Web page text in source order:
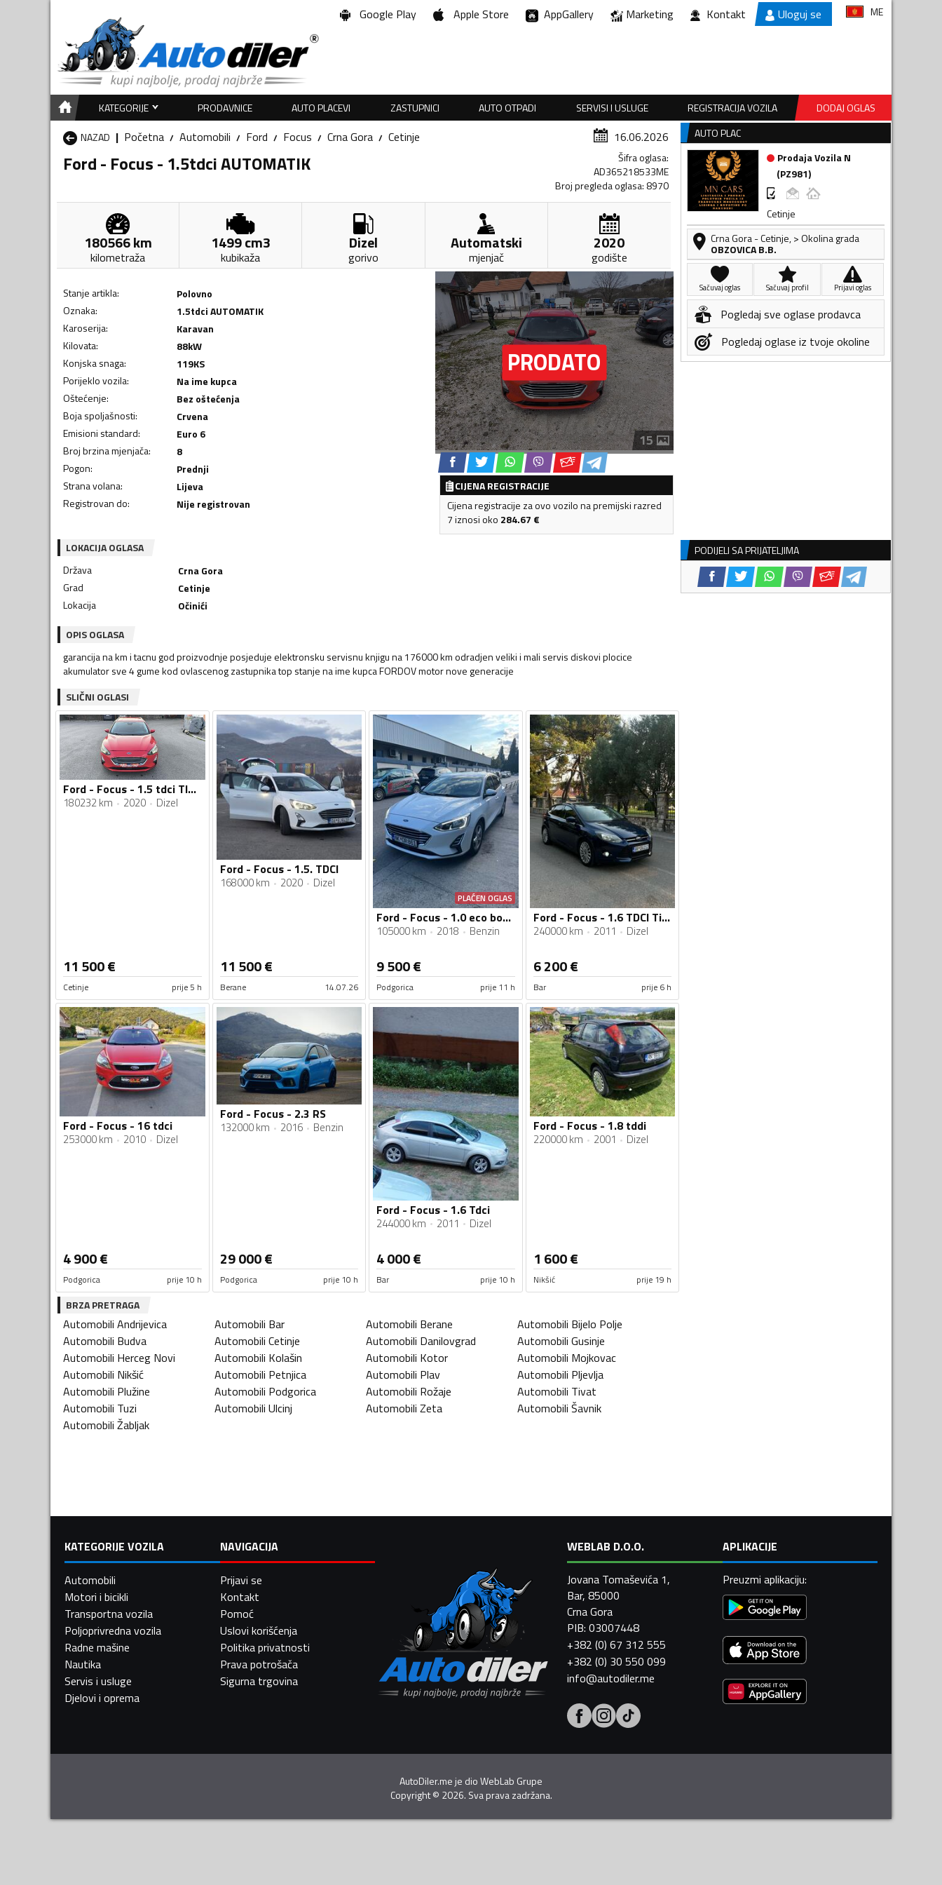
Google Play Apple Store AppGallery Marketing Kontakt Uloguj se ME
KATEGORIJE PRODAVNICE AUTO PLACEVI ZASTUPNICI AUTO OTPADI SERVISI I USLUGE REGISTRACIJA VOZILA
DODAJ OGLAS
NAZAD
Početna Automobili Ford Focus Crna Gora Cetinje 16.06.2026
Ford - Focus - 1.5tdci AUTOMATIK Šifra oglasa:
AD365218533ME
Broj pregleda oglasa: 8970
180566km
kilometraža
1499cm3
kubikaža
Dizel
gorivo
Automatski
mjenjač
2020
godište
Stanje artikla:
Polovno
Oznaka:
1.5tdci AUTOMATIK
Karoserija:
Karavan
Kilovata: 88kW
Konjska snaga: 119KS
Porijeklo vozila:
Na ime kupca
Oštećenje:
Bez oštećenja
Boja spoljašnosti:
Crvena
Emisioni standard:
Euro 6
Broj brzina mjenjača:
8
Pogon:
Prednji
Strana volana:
Lijeva
Registrovan do: Nije registrovan
15
CIJENA REGISTRACIJE
Cijena registracije za ovo vozilo na premijski razred
7 iznosi oko 284.67 €
LOKACIJA OGLASA
Država
Crna Gora
Grad
Cetinje
Lokacija
Očinići
OPIS OGLASA
garancija na km i tacnu god proizvodnje posjeduje elektronsku servisnu knjigu na 176000 km odradjen veliki i mali servis diskovi plocice
akumulator sve 4 gume kod ovlascenog zastupnika top stanje na ime kupca FORDOV motor nove generacije
SLIČNI OGLASI
Ford - Focus - 1.5 tdci TITANIUM
180232 km 2020 Dizel
11 500€
Cetinje prije 5 h
Ford - Focus - 1.5. TDCI
168000 km 2020 Dizel
11 500€
Berane 14.07.26
PLAĆEN OGLAS
Ford - Focus - 1.0 eco boost
105000 km 2018 Benzin
9 500€
Podgorica prije 11 h
Ford - Focus - 1.6 TDCI Titanium
240000 km 2011 Dizel
6 200€
Bar prije 6 h
Ford - Focus - 16 tdci
253000 km 2010 Dizel
4 900€
Podgorica prije 10 h
Ford - Focus - 2.3 RS
132000 km 2016 Benzin
29 000€
Podgorica prije 10 h
Ford - Focus - 1.6 Tdci
244000 km 2011 Dizel
4 000€
Bar prije 10 h
Ford - Focus - 1.8 tddi
220000 km 2001 Dizel
1 600€
Nikšić prije 19 h
BRZA PRETRAGA
Automobili Andrijevica Automobili Bar Automobili Berane Automobili Bijelo Polje
Automobili Budva Automobili Cetinje Automobili Danilovgrad Automobili Gusinje
Automobili Herceg Novi Automobili Kolašin Automobili Kotor Automobili Mojkovac
Automobili Nikšić Automobili Petnjica Automobili Plav Automobili Pljevlja
Automobili Plužine Automobili Podgorica Automobili Rožaje Automobili Tivat
Automobili Tuzi Automobili Ulcinj Automobili Zeta Automobili Šavnik
Automobili Žabljak
AUTO PLAC
Prodaja Vozila N
(PZ981)
Cetinje
Crna Gora-Cetinje,> Okolina grada
OBZOVICA B.B.
Sačuvaj oglas Sačuvaj profil Prijavi oglas
Pogledaj sve oglase prodavca
Pogledaj oglase iz tvoje okoline
PODIJELI SA PRIJATELJIMA
KATEGORIJE VOZILA
Automobili
Motori i bicikli
Transportna vozila
Poljoprivredna vozila
Radne mašine
Nautika
Servis i usluge
Djelovi i oprema
NAVIGACIJA
Prijavi se
Kontakt
Pomoć
Uslovi korišćenja
Politika privatnosti
Prava potrošača
Sigurna trgovina
WEBLAB D.O.O.
Jovana Tomaševića 1,
Bar, 85000
Crna Gora
PIB: 03007448
+382 (0) 67 312 555
+382 (0) 30 550 099
info@autodiler.me
APLIKACIJE
Preuzmi aplikaciju:
AutoDiler.me je dioWebLab Grupe
Copyright© 2026. Sva prava zadržana.